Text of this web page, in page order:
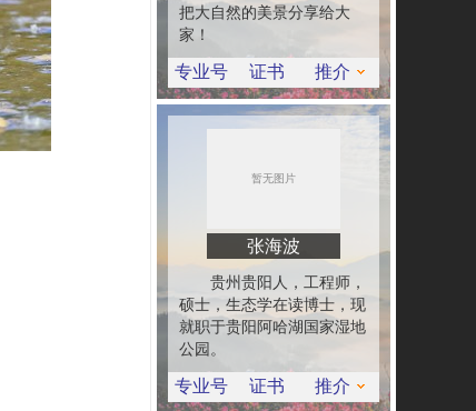
把大自然的美景分享给大
家！
专业号 证书 推介
张海波
贵州贵阳人，工程师，
硕士，生态学在读博士，现
就职于贵阳阿哈湖国家湿地
公园。
专业号 证书 推介